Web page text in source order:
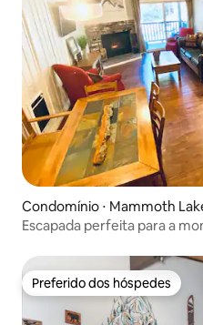
Condomínio ⋅ Mammoth
Escapada perfeita para a
Preferido dos hóspedes
Preferido dos hóspedes